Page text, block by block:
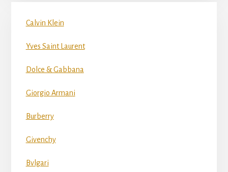
Calvin Klein
Yves Saint Laurent
Dolce & Gabbana
Giorgio Armani
Burberry
Givenchy
Bvlgari